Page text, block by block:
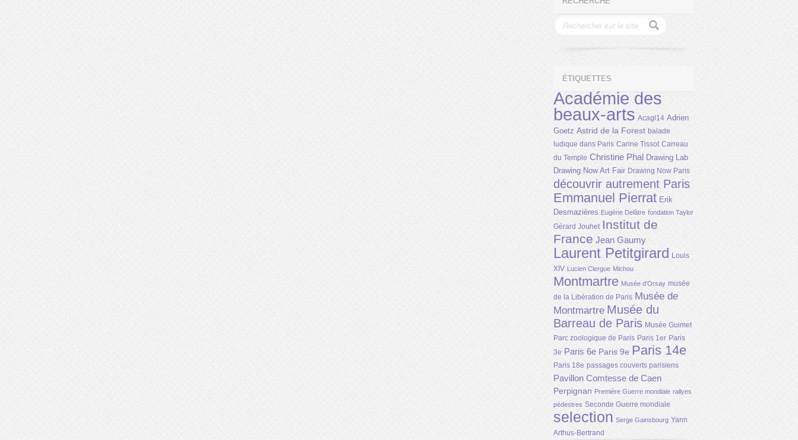
ÉTIQUETTES
Académie des
beaux-arts Acagl14 Adrien
Goetz Astrid de la Forest balade
ludique dans Paris Carine Tissot Carreau
du Temple Christine Phal Drawing Lab
Drawing Now Art Fair Drawing Now Paris
découvrir autrement Paris
Emmanuel Pierrat Erik
Desmazières Eugène Delâtre fondation Taylor
Gérard Jouhet Institut de
France Jean Gaumy
Laurent Petitgirard Louis
XIV Lucien Clergue Michou
Montmartre Musée d'Orsay musée
de la Libération de Paris Musée de
Montmartre Musée du
Barreau de Paris Musée Guimet
Parc zoologique de Paris Paris 1er Paris
3e Paris 6e Paris 9e Paris 14e
Paris 18e passages couverts parisiens
Pavillon Comtesse de Caen
Perpignan Première Guerre mondiale rallyes
pédestres Seconde Guerre mondiale
selection Serge Gainsbourg Yann
Arthus-Bertrand